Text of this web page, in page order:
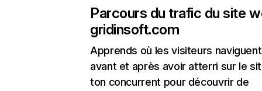
Parcours du trafic du site
gridinsoft.com
Apprends où les visiteurs naviguent
avant et après avoir atterri sur le
ton concurrent pour découvrir de